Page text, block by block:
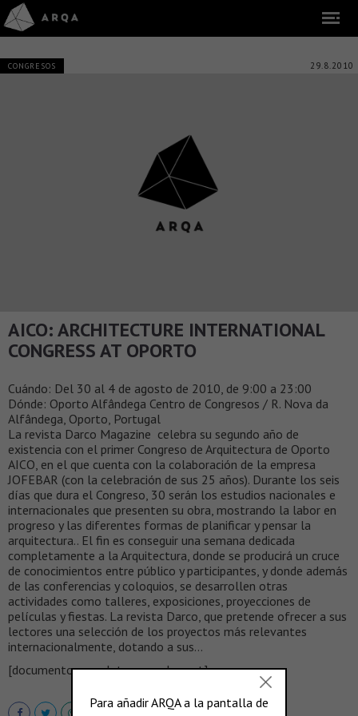
CONGRESOS 29.8.2010
AICO: ARCHITECTURE INTERNATIONAL
CONGRESS AT OPORTO
Cuándo: Del 30 al 4 de agosto de 2010, de 9:00 a 23:00
Dónde: Oporto Alfândega Centro de Congresos / R. Nova da
Alfândega, Oporto, Portugal
La revista Darco Magazine celebra su segundo año de
existencia con el primer Congreso de Arquitectura de Oporto
AICO, en el que cuenta con la colaboración de la empresa
JOFEBAR (con la celebración de sus 25 años). Durante los seis
días que dura el Congreso, 30 serán los estudios nacionales e
internacionales que presenten su obra, mostrando la labor en
progreso y las diferentes formas de planificar y pensar la
arquitectura.. El fin es conseguir una semana dedicada
completamente a la Arquitectura, donde se producirá un cruce
de conocimientos entre público y participantes, y donde además
de las conferencias y coloquios, se desarrollen otras
actividades como talleres, exposiciones, proyecciones de
películas y fiestas. La revista Darco, que pretende ofrecer a sus
lectores una selección de los proyectos más relevantes
internacionalmente, dotando a sus…
[documento completo en scalae.net]